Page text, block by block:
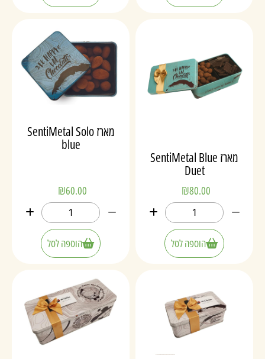
מארז SentiMetal Blue
Duet
₪80.00
הוספה לסל
מארז SentiMetal Solo
blue
₪60.00
הוספה לסל